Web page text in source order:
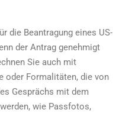
die Beantragung eines US-
der Antrag genehmigt
Sie auch mit
oder Formalitäten, die von
Gesprächs mit dem
wie Passfotos,